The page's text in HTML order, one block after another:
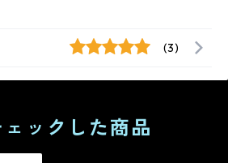
(3)
ックした商品